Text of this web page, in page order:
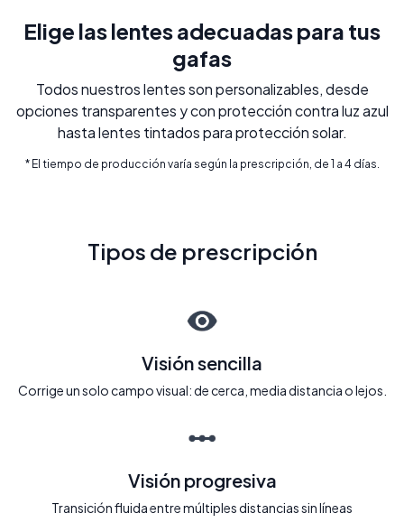
Elige las lentes adecuadas para tus
gafas
Todos nuestros lentes son personalizables, desde
opciones transparentes y con protección contra luz azul
hasta lentes tintados para protección solar.
* El tiempo de producción varía según la prescripción, de 1 a 4 días.
Tipos de prescripción
Visión sencilla
Corrige un solo campo visual: de cerca, media distancia o lejos.
Visión progresiva
Transición fluida entre múltiples distancias sin líneas